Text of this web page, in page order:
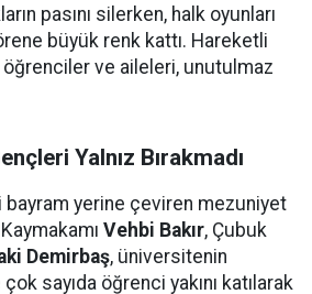
pasını silerken, halk oyunları
büyük renk kattı. Hareketli
ve aileleri, unutulmaz
Yalnız Bırakmadı
bayram yerine çeviren mezuniyet
Vehbi Bakır, Çubuk
Demirbaş, üniversitenin
sayıda öğrenci yakını katılarak